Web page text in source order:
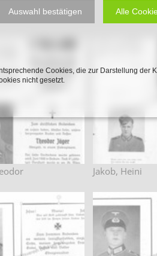
Jakob, Heini
Auswahl bestätigen Alle
Cookies, die zur Darstellung der
nicht gesetzt.